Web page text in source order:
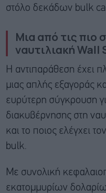
στόλο δεκάδων bulk
Μια από τις πιο
ναυτιλιακή Wall
Η αντιπαράθεση έχει
μιας απλής εξαγοράς
ευρύτερη σύγκρουση
διακυβέρνησης στη
και το ποιος ελέγχει
bulk.
Με συνολική
εκατομμυρίων